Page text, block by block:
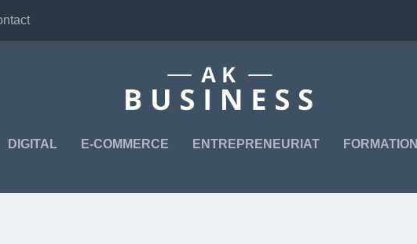
DIGITAL E-COMMERCE ENTREPRENEURIAT FORMATION